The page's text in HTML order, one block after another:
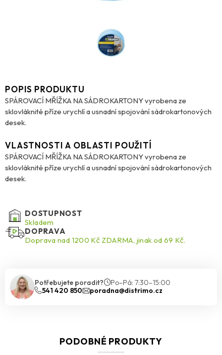
POPIS PRODUKTU
SPÁROVACÍ MŘÍŽKA NA SÁDROKARTONY vyrobena ze
sklovláknité příze urychlí a usnadní spojování sádrokartonových
desek.
VLASTNOSTI A OBLASTI POUŽITÍ
SPÁROVACÍ MŘÍŽKA NA SÁDROKARTONY vyrobena ze
sklovláknité příze urychlí a usnadní spojování sádrokartonových
desek.
DOSTUPNOST
Skladem
DOPRAVA
Doprava nad 1200 Kč ZDARMA, jinak od 69 Kč.
Potřebujete poradit?
Po–Pá: 7:30–15:00
541 420 850
poradna@distrimo.cz
PODOBNÉ PRODUKTY